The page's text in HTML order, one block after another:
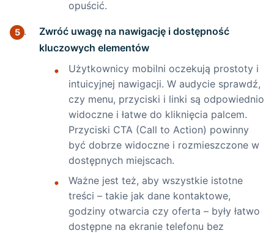
opuścić.
Zwróć uwagę na nawigację i dostępność
kluczowych elementów
Użytkownicy mobilni oczekują prostoty i
intuicyjnej nawigacji. W audycie sprawdź,
czy menu, przyciski i linki są odpowiednio
widoczne i łatwe do kliknięcia palcem.
Przyciski CTA (Call to Action) powinny
być dobrze widoczne i rozmieszczone w
dostępnych miejscach.
Ważne jest też, aby wszystkie istotne
treści – takie jak dane kontaktowe,
godziny otwarcia czy oferta – były łatwo
dostępne na ekranie telefonu bez